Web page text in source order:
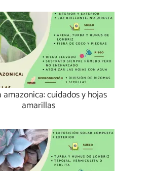
amazonica: cuidados y hojas
amarillas